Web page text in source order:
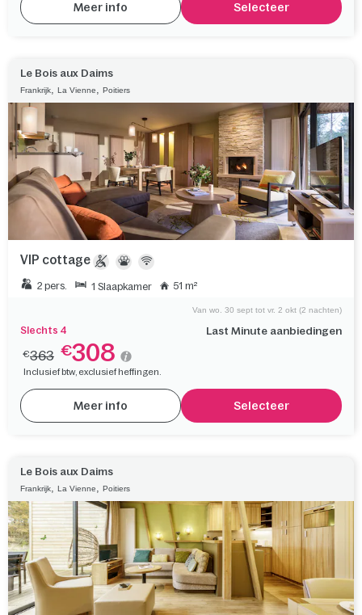
Meer info Selecteer
Le Bois aux Daims
Frankrijk, La Vienne, Poitiers
VIP cottage
2 pers. 1 Slaapkamer 51 m²
Slechts 4 Last Minute aanbiedingen
Van wo. 30 sept tot vr. 2 okt (2 nachten)
€363 €308
Inclusief btw, exclusief heffingen.
Meer info Selecteer
Le Bois aux Daims
Frankrijk, La Vienne, Poitiers